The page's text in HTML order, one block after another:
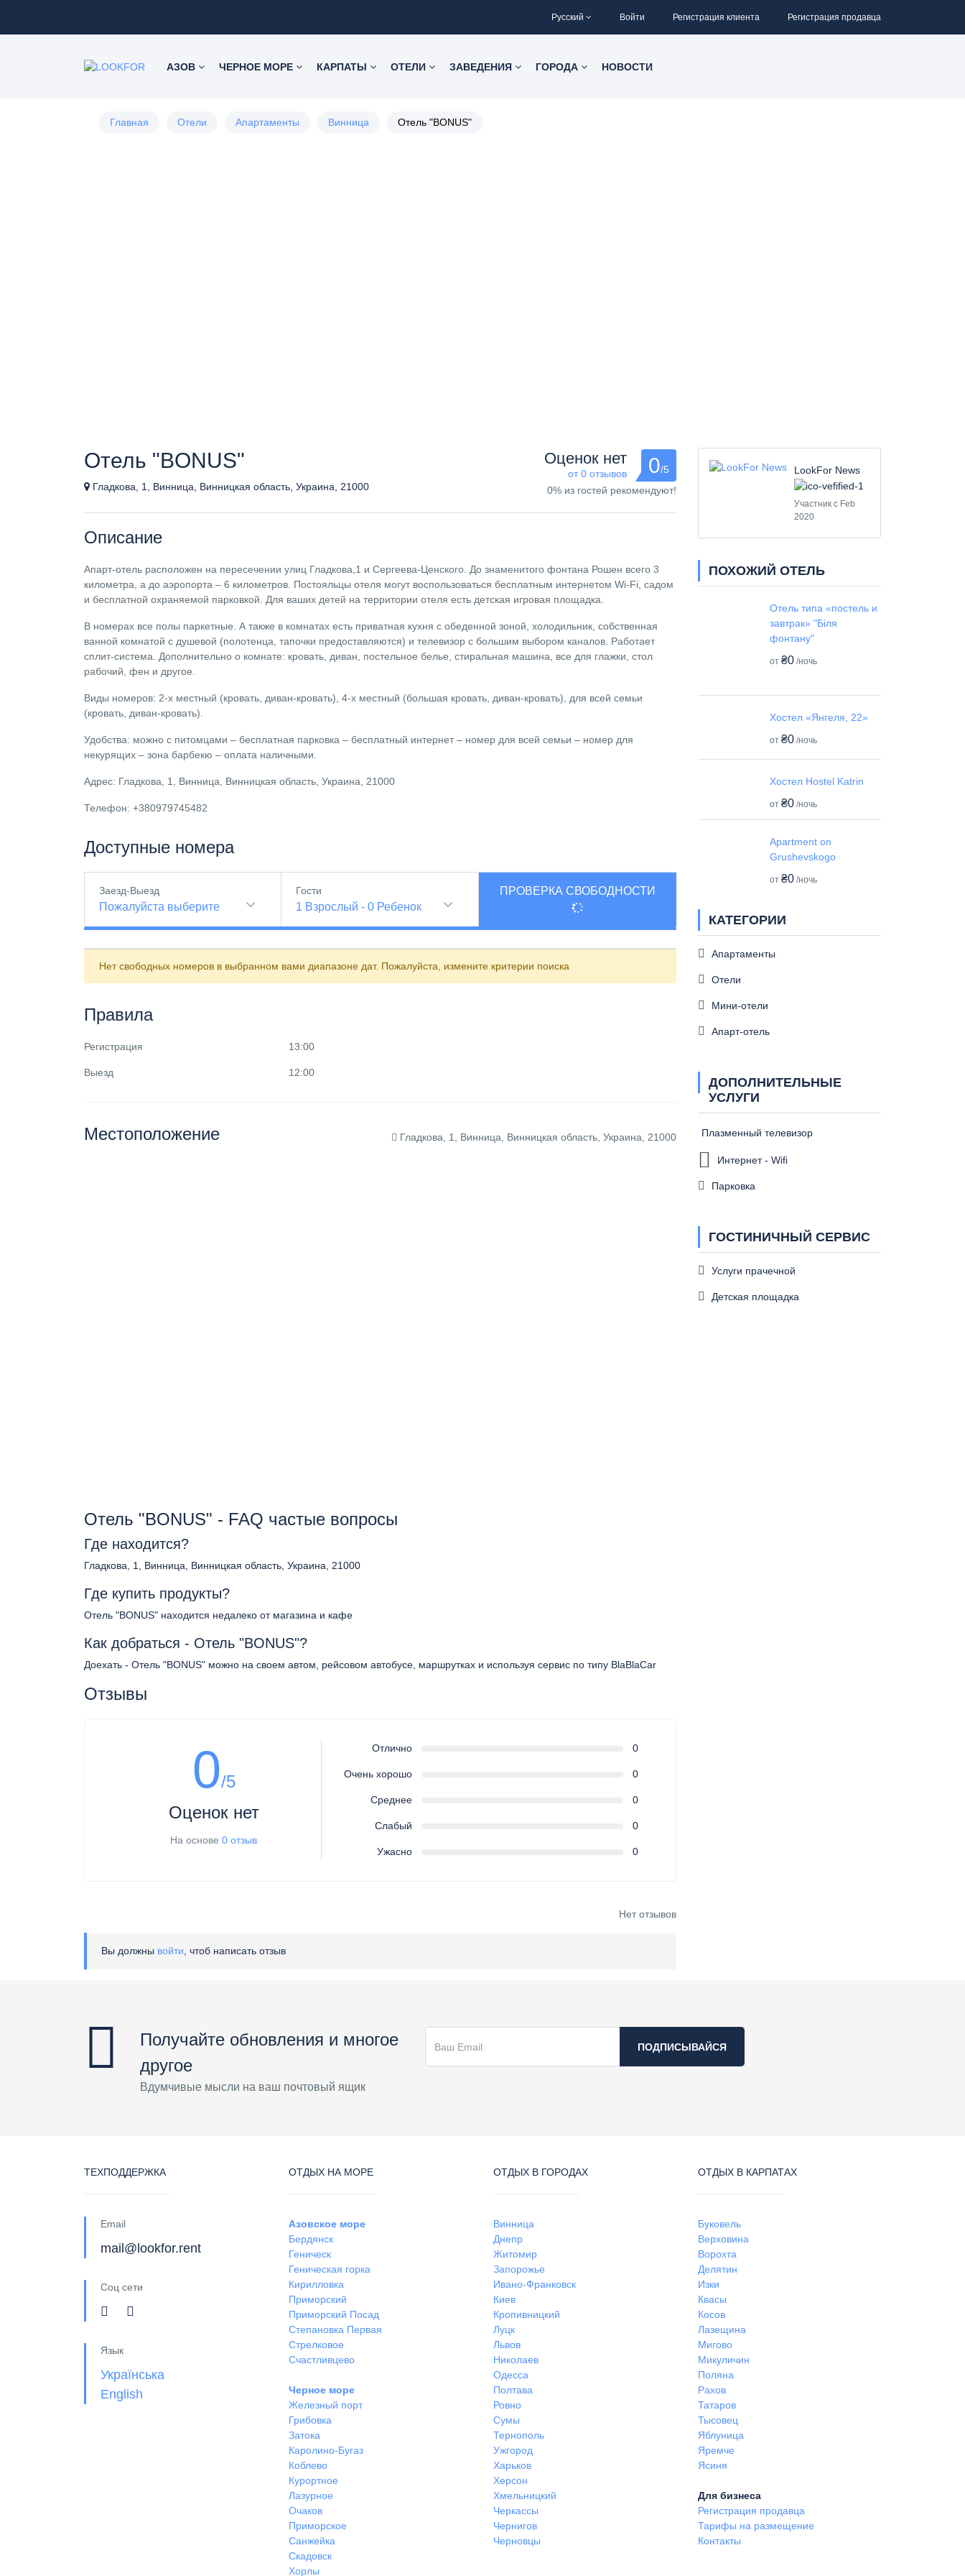
Русский Войти Регистрация клиента Регистрация продавца
АЗОВ ЧЕРНОЕ МОРЕ КАРПАТЫ ОТЕЛИ ЗАВЕДЕНИЯ ГОРОДА НОВОСТИ
Главная Отели Апартаменты Винница Отель "BONUS"
Отель "BONUS"
Гладкова, 1, Винница, Винницкая область, Украина, 21000
Оценок нет
от 0 отзывов 0/5
0% из гостей рекомендуют!
Описание
Апарт-отель расположен на пересечении улиц Гладкова,1 и Сергеева-Ценского. До знаменитого фонтана Рошен всего 3
километра, а до аэропорта – 6 километров. Постояльцы отеля могут воспользоваться бесплатным интернетом Wi-Fi , садом
и бесплатной охраняемой парковкой. Для ваших детей на территории отеля есть детская игровая площадка.
В номерах все полы паркетные. А также в комнатах есть приватная кухня с обеденной зоной, холодильник, собственная
ванной комнатой с душевой (полотенца, тапочки предоставляются) и телевизор с большим выбором каналов. Работает
сплит-система. Дополнительно о комнате: кровать, диван, постельное белье, стиральная машина, все для глажки, стол
рабочий, фен и другое.
Виды номеров: 2-х местный (кровать, диван-кровать), 4-х местный (большая кровать, диван-кровать), для всей семьи
(кровать, диван-кровать).
Удобства: можно с питомцами – бесплатная парковка – бесплатный интернет – номер для всей семьи – номер для
некурящих – зона барбекю – оплата наличными.
Адрес: Гладкова, 1, Винница, Винницкая область, Украина, 21000
Телефон: +380979745482
Доступные номера
Заезд-Выезд
Пожалуйста выберите
Гости
1 Взрослый -0 Ребенок
ПРОВЕРКА СВОБОДНОСТИ
Нет свободных номеров в выбранном вами диапазоне дат. Пожалуйста, измените критерии поиска
Правила
Регистрация 13:00
Выезд 12:00
Местоположение Гладкова, 1, Винница, Винницкая область, Украина, 21000
Отель "BONUS" - FAQ частые вопросы
Где находится?
Гладкова, 1, Винница, Винницкая область, Украина, 21000
Где купить продукты?
Отель "BONUS" находится недалеко от магазина и кафе
Как добраться - Отель "BONUS"?
Доехать - Отель "BONUS" можно на своем автом, рейсовом автобусе, маршрутках и используя сервис по типу BlaBlaCar
Отзывы
0/5
Оценок нет
На основе0 отзыв
Отлично 0
Очень хорошо 0
Среднее 0
Слабый 0
Ужасно 0
Нет отзывов
Вы должны войти , чтоб написать отзыв
LookFor News
Участник с Feb
2020
ПОХОЖИЙ ОТЕЛЬ
Отель типа «постель и
завтрак» "Біля
фонтану"
от ₴0 /ночь
Хостел «Янгеля, 22»
от ₴0 /ночь
Хостел Hostel Katrin
от ₴0 /ночь
Apartment on
Grushevskogo
от ₴0 /ночь
КАТЕГОРИИ
Апартаменты
Отели
Мини-отели
Апарт-отель
ДОПОЛНИТЕЛЬНЫЕ
УСЛУГИ
Плазменный телевизор
Интернет - Wifi
Парковка
ГОСТИНИЧНЫЙ СЕРВИС
Услуги прачечной
Детская площадка
Получайте обновления и многое
другое
Вдумчивые мысли на ваш почтовый ящик
ПОДПИСЫВАЙСЯ
ТЕХПОДДЕРЖКА
Email
mail@lookfor.rent
Соц сети
Язык
Українська
English
ОТДЫХ НА МОРЕ
Азовское море
Бердянск
Геническ
Геническая горка
Кирилловка
Приморский
Приморский Посад
Степановка Первая
Стрелковое
Счастливцево
Черное море
Железный порт
Грибовка
Затока
Каролино-Бугаз
Коблево
Курортное
Лазурное
Очаков
Приморское
Санжейка
Скадовск
Хорлы
ОТДЫХ В ГОРОДАХ
Винница
Днепр
Житомир
Запорожье
Ивано-Франковск
Киев
Кропивницкий
Луцк
Львов
Николаев
Одесса
Полтава
Ровно
Сумы
Тернополь
Ужгород
Харьков
Херсон
Хмельницкий
Черкассы
Чернигов
Черновцы
ОТДЫХ В КАРПАТАХ
Буковель
Верховина
Ворохта
Делятин
Изки
Квасы
Косов
Лазещина
Мигово
Микуличин
Поляна
Рахов
Татаров
Тысовец
Яблуница
Яремче
Ясиня
Для бизнеса
Регистрация продавца
Тарифы на размещение
Контакты